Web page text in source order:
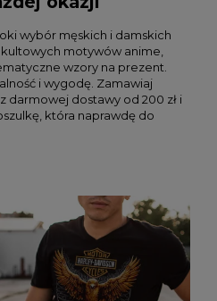
wybór męskich i damskich
motywów anime,
wzory na prezent.
i wygodę. Zamawiaj
darmowej dostawy od 200 zł i
która naprawdę do